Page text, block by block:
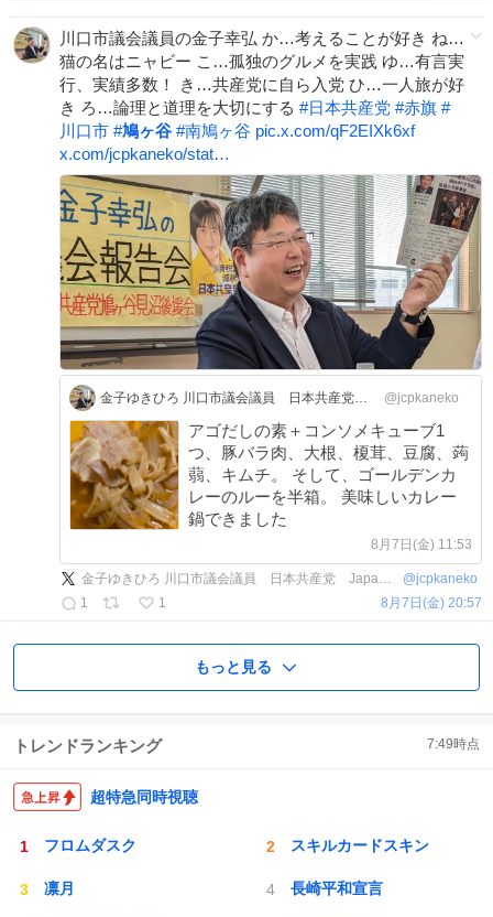
川口市議会議員の金子幸弘 か…考えることが好き ね…
猫の名はニャビー こ…孤独のグルメを実践 ゆ…有言実
行、実績多数！ き…共産党に自ら入党 ひ…一人旅が好
き ろ…論理と道理を大切にする #日本共産党 #赤旗 #
川口市 #鳩ヶ谷 #南鳩ヶ谷 pic.x.com/qF2EIXk6xf
x.com/jcpkaneko/stat…
金子ゆきひろ 川口市議会議員 日本共産党 Japanese Communist Party @jcpkaneko
アゴだしの素＋コンソメキューブ1
つ、豚バラ肉、大根、榎茸、豆腐、蒟
蒻、キムチ。 そして、ゴールデンカ
レーのルーを半箱。 美味しいカレー
鍋できました
8月7日(金) 11:53
金子ゆきひろ 川口市議会議員 日本共産党 Japanese Communist Party @jcpkaneko
1
1 8月7日(金) 20:57
もっと見る
トレンドランキング 7:49時点
超特急同時視聴
フロムダスク スキルカードスキン
凛月 長崎平和宣言